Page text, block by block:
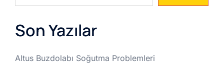
Son Yazılar
Altus Buzdolabı Soğutma Problemleri